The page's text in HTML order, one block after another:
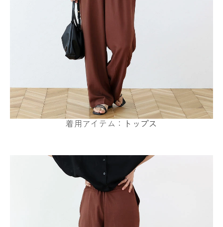
着用アイテム： トップス